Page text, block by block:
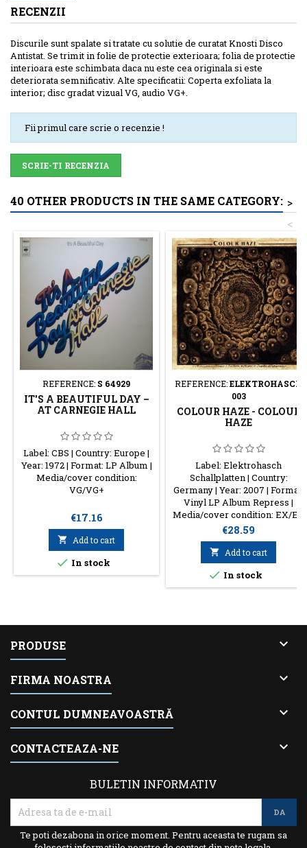
RECENZII
Discurile sunt spalate si tratate cu solutie de curatat Knosti Disco
Antistat. Se trimit in folie de protectie exterioara; folia de protectie
interioara este schimbata daca nu este cea originala si este
deteriorata semnificativ. Alte specificatii: Coperta exfoliata la
interior; disc gradat vizual VG, audio VG+.
Fii primul care scrie o recenzie !
SCRIE-TI RECENZIA
40 OTHER PRODUCTS IN THE SAME CATEGORY: >
<
REFERENCE: S 64929
IT'S A BEAUTIFUL DAY –
AT CARNEGIE HALL
Label: CBS | Country: Europe |
Year: 1972 | Format: LP Album |
Media/cover condition:
VG/VG+
Price
€17.16
 Add to cart
 In stock
REFERENCE:ELEKTROHASCH
003
COLOUR HAZE - COLOUR
HAZE
Label: Elektrohasch
Schallplatten | Country:
Germany | Year: 2007 | Format:
Vinyl LP Album Repress |
Media/cover condition: EX/EX
Price
€28.59
 Add to cart
 In stock
PRODUSE 
FIRMA NOASTRA 
CONTUL DUMNEAVOASTRĂ 
CONTACTEAZA-NE 
BULETIN INFORMATIV
Te poti dezabona in orice moment. Pentru aceasta te rugam sa